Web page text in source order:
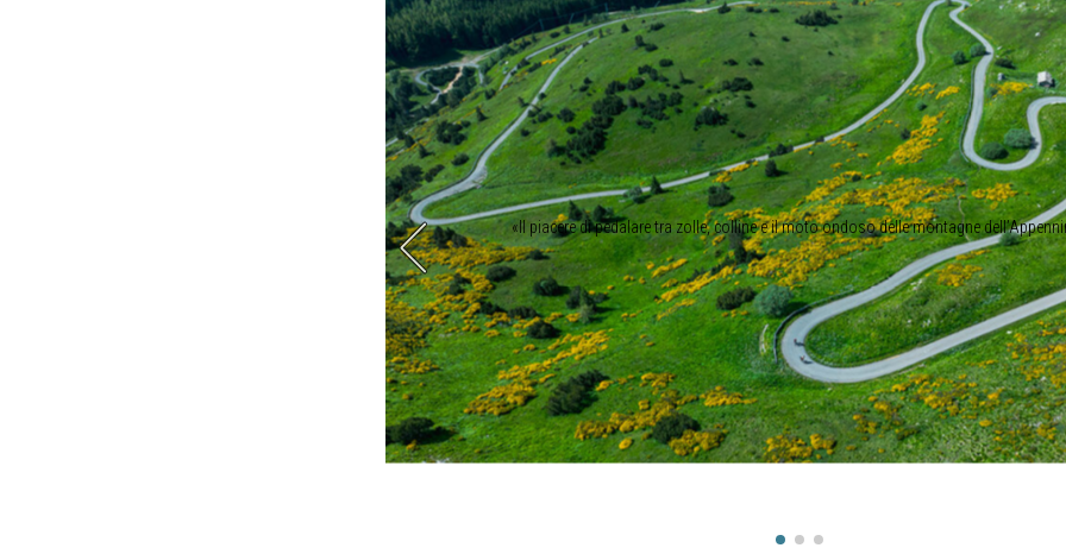
«Il piacere di pedalare tra zolle, colline e il moto ondoso delle montagne